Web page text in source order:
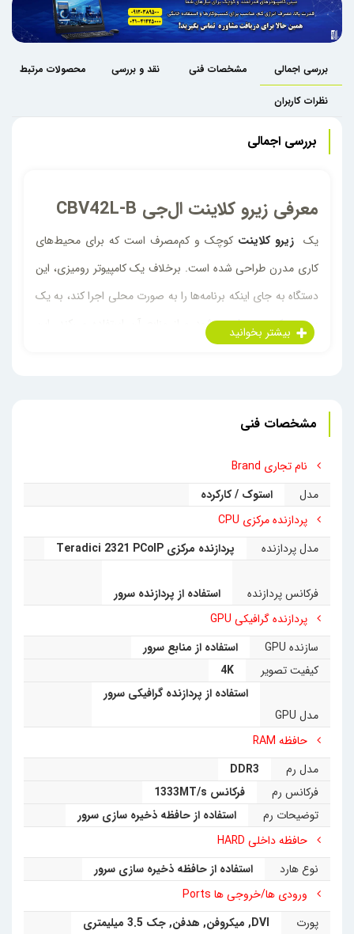
بررسی اجمالی مشخصات فنی نقد و بررسی محصولات مرتبط
نظرات کاربران
بررسی اجمالی
معرفی زیرو کلاینت ال‌جی CBV42L-B
یک زیرو کلاینت کوچک و کم‌مصرف است که برای محیط‌های
کاری مدرن طراحی شده است. برخلاف یک کامپیوتر رومیزی، این
دستگاه به جای اینکه برنامه‌ها را به صورت محلی اجرا کند، به یک
سرور مرکزی متصل می‌شود و از منابع آن استفاده می‌کند. این
Stock LG CBV42L-B
• پردازنده (CPU):
قلب تپنده این زیرو کلاینت، پردازنده
اختصاصی برای فشرده‌سازی و رمزگذاری داده‌های بصری
طراحی شده است. به عبارت دیگر، وظیفه آن انتقال سریع و
امن تصویر دسکتاپ سرور به مانیتور شماست، بدون اینکه
فشار زیادی روی خود دستگاه وارد شود.
• پردازنده گرافیکی (GPU):
و از پردازنده گرافیکی سرور برای رندر کردن تصاویر و
ویدیوها استفاده می‌کند. این بدان معناست که با وجود
اندازه کوچک دستگاه، می‌تواند تصاویر با کیفیت 4K را
نمایش دهد.
• رم (RAM):
با 512 مگابایت رمDDR3، این زیرو کلاینت
به سرور را دارد. تمامی برنامه‌ها و داده‌های شما بر روی
سرور ذخیره و پردازش می‌شوند، که باعث افزایش امنیت و
مشخصات فنی
نام تجاری Brand
مدل
استوک / کارکرده
پردازنده مرکزی CPU
مدل پردازنده
پردازنده مرکزی Teradici 2321 PCoIP
فرکانس پردازنده
استفاده از پردازنده سرور
پردازنده گرافیکی GPU
سازنده GPU
استفاده از منابع سرور
کیفیت تصویر
4K
مدل GPU
استفاده از پردازنده گرافیکی سرور
حافظه RAM
مدل رم
DDR3
فرکانس رم
فرکانس 1333MT/s
توضیحات رم
استفاده از حافظه ذخیره سازی سرور
حافظه داخلی HARD
نوع هارد
استفاده از حافظه ذخیره سازی سرور
ورودی ها/خروجی ها Ports
پورت
DVI
, میکروفن, هدفن,جک 3.5 میلیمتری